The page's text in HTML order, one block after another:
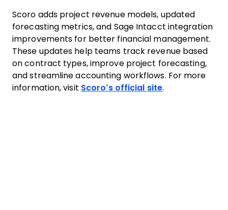
Scoro adds project revenue models, updated
forecasting metrics, and Sage Intacct integration
improvements for better financial management.
These updates help teams track revenue based
on contract types, improve project forecasting,
and streamline accounting workflows. For more
information, visit Scoro’s official site.